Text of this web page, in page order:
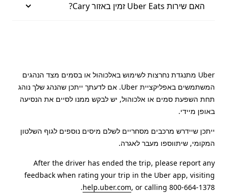
האם שירות Uber Eats זמין באזור Cary?
Uber מתנגדת נחרצות לשימוש באלכוהול או בסמים מצד הנהגים
המשתמשים באפליקציית Uber. אם לדעתך ייתכן שהנהג שלך נוהג
תחת השפעת סמים או אלכוהול, יש לבקש ממנו לסיים את הנסיעה
באופן מיידי.
ייתכן שיידרש מרכבים מסחריים לשלם מיסים נוספים לגוף השלטון
המקומי, שיתווספו מעבר לאגרה.
After the driver has ended the trip, please report any
feedback when rating your trip in the Uber app, visiting
help.uber.com, or calling 800-664-1378.